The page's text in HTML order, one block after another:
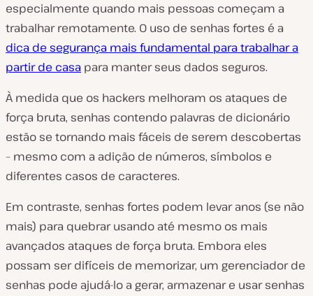
especialmente quando mais pessoas começam a
trabalhar remotamente. O uso de senhas fortes é a
dica de segurança mais fundamental para trabalhar a
partir de casa para manter seus dados seguros.
À medida que os hackers melhoram os ataques de
força bruta, senhas contendo palavras de dicionário
estão se tornando mais fáceis de serem descobertas
– mesmo com a adição de números, símbolos e
diferentes casos de caracteres.
Em contraste, senhas fortes podem levar anos (se não
mais) para quebrar usando até mesmo os mais
avançados ataques de força bruta. Embora eles
possam ser difíceis de memorizar, um gerenciador de
senhas pode ajudá-lo a gerar, armazenar e usar senhas